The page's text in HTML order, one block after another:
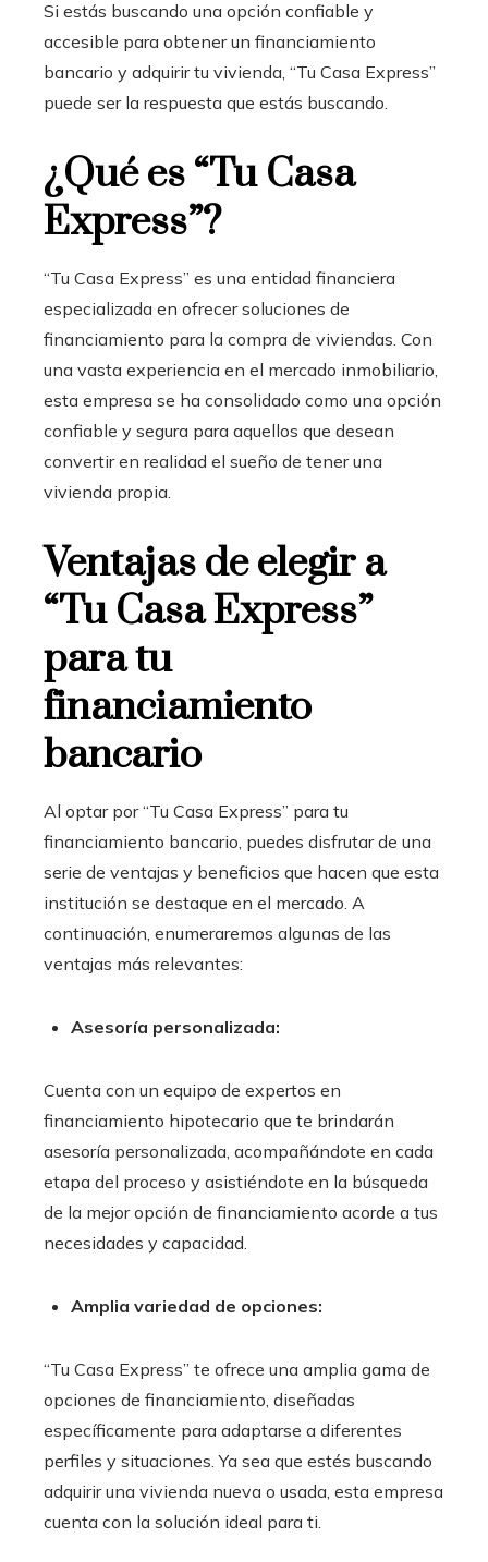
Si estás buscando una opción confiable y
accesible para obtener un financiamiento
bancario y adquirir tu vivienda, “Tu Casa Express”
puede ser la respuesta que estás buscando.
¿Qué es “Tu Casa
Express”?
“Tu Casa Express” es una entidad financiera
especializada en ofrecer soluciones de
financiamiento para la compra de viviendas. Con
una vasta experiencia en el mercado inmobiliario,
esta empresa se ha consolidado como una opción
confiable y segura para aquellos que desean
convertir en realidad el sueño de tener una
vivienda propia.
Ventajas de elegir a
“Tu Casa Express”
para tu
financiamiento
bancario
Al optar por “Tu Casa Express” para tu
financiamiento bancario , puedes disfrutar de una
serie de ventajas y beneficios que hacen que esta
institución se destaque en el mercado. A
continuación, enumeraremos algunas de las
ventajas más relevantes:
Asesoría personalizada:
Cuenta con un equipo de expertos en
financiamiento hipotecario que te brindarán
asesoría personalizada, acompañándote en cada
etapa del proceso y asistiéndote en la búsqueda
de la mejor opción de financiamiento acorde a tus
necesidades y capacidad.
Amplia variedad de opciones:
“Tu Casa Express” te ofrece una amplia gama de
opciones de financiamiento, diseñadas
específicamente para adaptarse a diferentes
perfiles y situaciones. Ya sea que estés buscando
adquirir una vivienda nueva o usada, esta empresa
cuenta con la solución ideal para ti.